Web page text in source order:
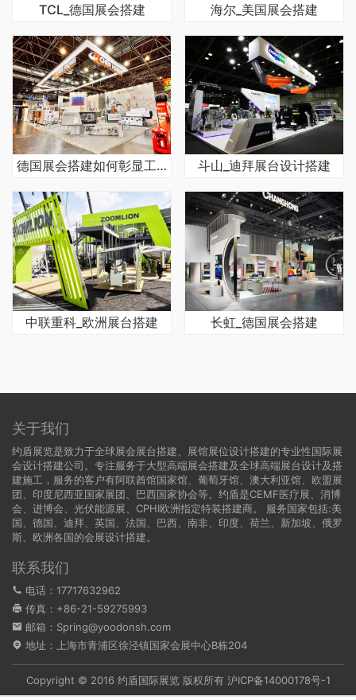
TCL_德国展会搭建 海尔_美国展会搭建
德国展会搭建如何彰显工业美学 斗山_迪拜展台设计搭建
中联重科_欧洲展台搭建 长虹_德国展会搭建
关于我们
约盾展览是致力于全球展会展台搭建、展馆展位设计搭建的专业性国际展
会设计搭建公司。专注服务于大型高端展会搭建及全球高端展台设计及搭
建施工，服务的客户有阿联酋馆国家馆、葡萄牙馆、澳大利亚馆、欧盟展
团、印度尼西亚国家展团、巴西国家协会等。约盾是CEMF医疗展、消博
会、进博会、光伏能源展、CPHI欧洲指定特装搭建商。 服务国家包括:美
国
德国 、迪拜、英国、法国、巴西、南非、印度、荷兰、新加坡、俄罗
斯、欧洲各国的会展设计搭建。
联系我们
电话：17717632962
传真：+86-21-59275993
邮箱：Spring@yoodonsh.com
地址：上海市青浦区徐泾镇国家会展中心B栋204
Copyright © 2016 约盾国际展览 版权所有 沪ICP备14000178号-1